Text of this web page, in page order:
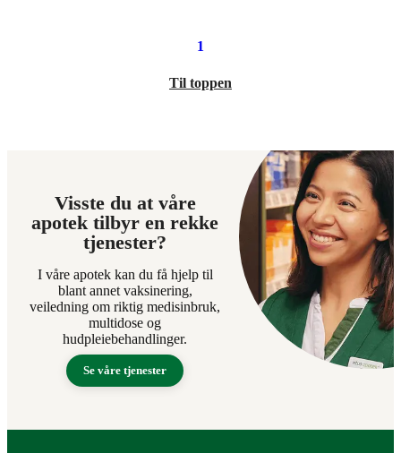
1
Til toppen
Visste du at våre
apotek tilbyr en rekke
tjenester?
I våre apotek kan du få hjelp til
blant annet vaksinering,
veiledning om riktig medisinbruk,
multidose og
hudpleiebehandlinger.
Se våre tjenester